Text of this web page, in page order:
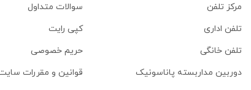
مرکز تلفن
تلفن اداری
تلفن خانگی
دوربین مداربسته پاناسونیک
سوالات متداول
کپی رایت
حریم خصوصی
قوانین و مقررات